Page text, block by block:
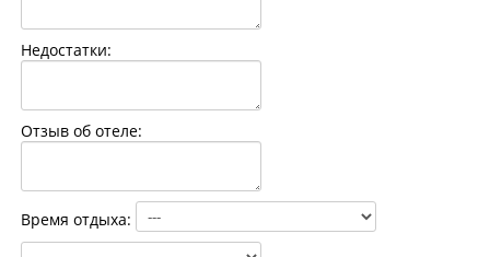
Недостатки:
Отзыв об отеле:
Время отдыха: